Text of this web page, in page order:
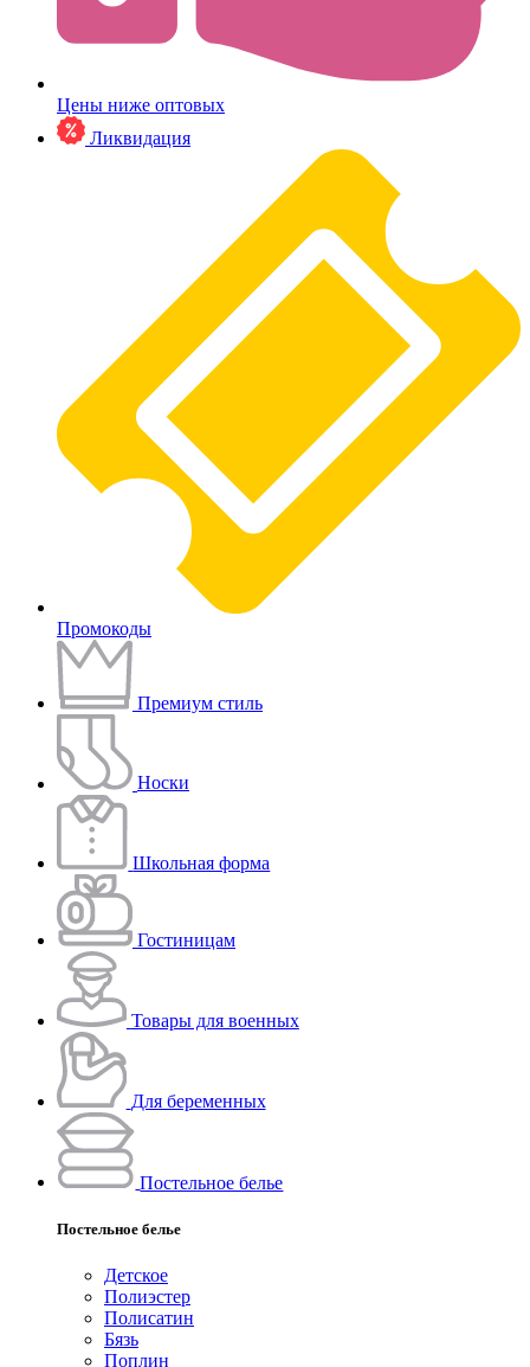
Цены ниже оптовых
Ликвидация
Промокоды
Премиум стиль
Носки
Школьная форма
Гостиницам
Товары для военных
Для беременных
Постельное белье
Постельное белье
Детское
Полиэстeр
Полисатин
Бязь
Поплин